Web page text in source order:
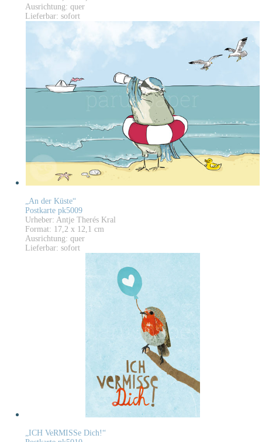
Ausrichtung: quer
Lieferbar: sofort
„An der Küste“
Postkarte pk5009
Urheber: Antje Therés Kral
Format: 17,2 x 12,1 cm
Ausrichtung: quer
Lieferbar: sofort
„ICH VeRMISSe Dich!“